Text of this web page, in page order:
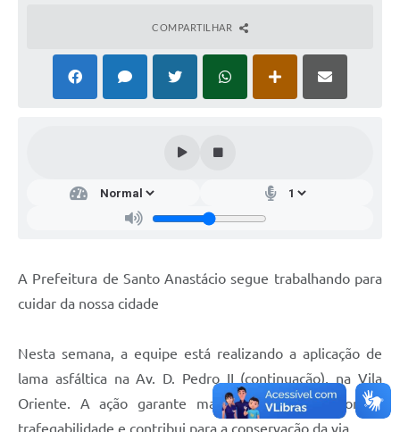
COMPARTILHAR
A Prefeitura de Santo Anastácio segue trabalhando para
cuidar da nossa cidade
Nesta semana, a equipe está realizando a aplicação de
lama asfáltica na Av. D. Pedro II (continuação), na Vila
Oriente. A ação garante mais segurança, melhora a
trafegabilidade e contribui para a conservação da via.